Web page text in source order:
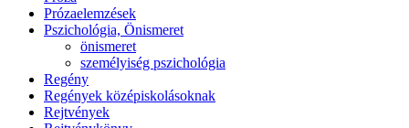
Prózaelemzések
Pszichológia, Önismeret
önismeret
személyiség pszichológia
Regény
Regények középiskolásoknak
Rejtvények